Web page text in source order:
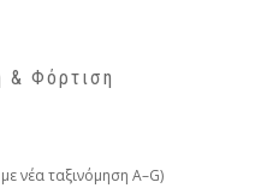
& Φόρτιση
νέα ταξινόμηση A–G)